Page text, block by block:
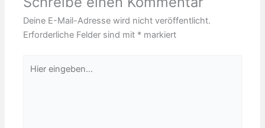
Deine E-Mail-Adresse wird nicht veröffentlicht.
Erforderliche Felder sind mit * markiert
eingeben…